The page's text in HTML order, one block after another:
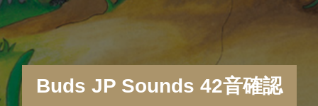
Buds JP Sounds 42音確認